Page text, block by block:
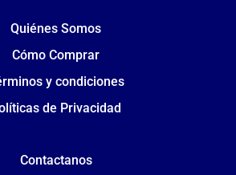
Quiénes Somos
Cómo Comprar
y condiciones
de Privacidad
Contactanos